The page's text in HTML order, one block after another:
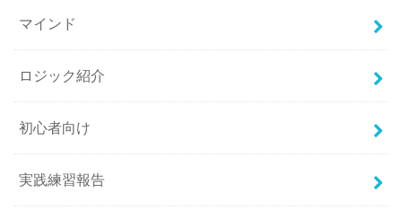
マインド
ロジック紹介
初心者向け
実践練習報告